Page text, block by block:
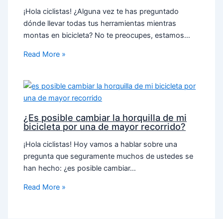
¡Hola ciclistas! ¿Alguna vez te has preguntado
dónde llevar todas tus herramientas mientras
montas en bicicleta? No te preocupes, estamos…
Read More »
¿Es posible cambiar la horquilla de mi
bicicleta por una de mayor recorrido?
¡Hola ciclistas! Hoy vamos a hablar sobre una
pregunta que seguramente muchos de ustedes se
han hecho: ¿es posible cambiar…
Read More »